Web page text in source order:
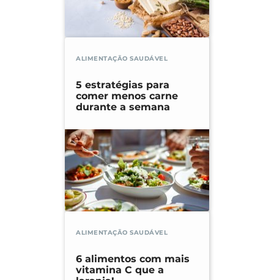
ALIMENTAÇÃO SAUDÁVEL
5 estratégias para
comer menos carne
durante a semana
ALIMENTAÇÃO SAUDÁVEL
6 alimentos com mais
vitamina C que a